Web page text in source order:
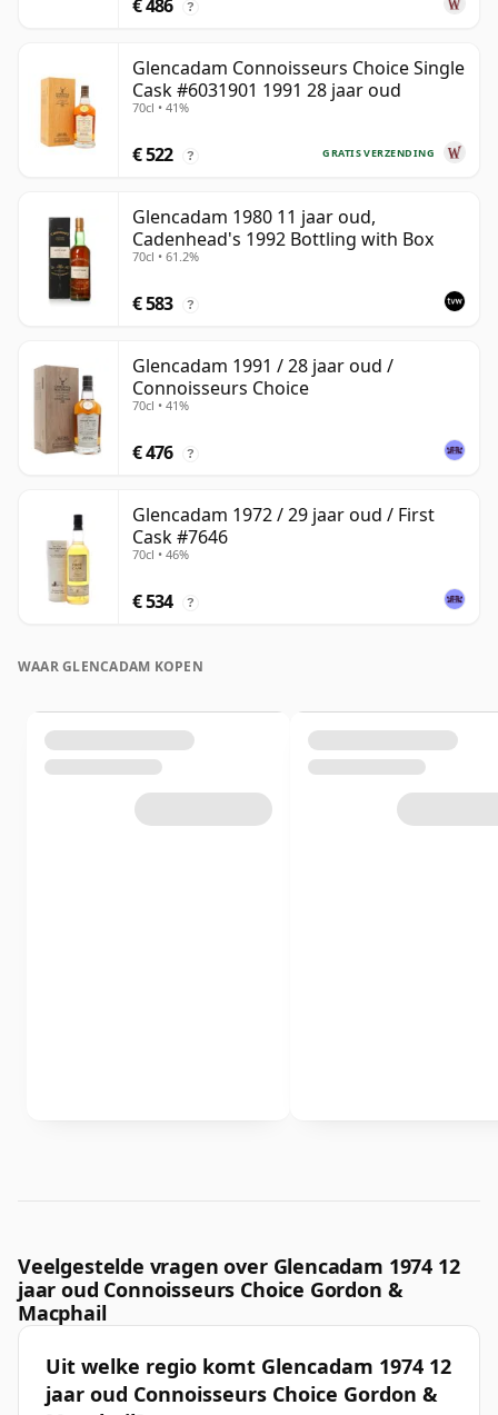
€ 486 ?
Glencadam Connoisseurs Choice Single
Cask #6031901 1991 28 jaar oud
70cl • 41%
GRATIS VERZENDING
€ 522 ?
Glencadam 1980 11 jaar oud,
Cadenhead's 1992 Bottling with Box
70cl • 61.2%
€ 583 ?
Glencadam 1991 / 28 jaar oud /
Connoisseurs Choice
70cl • 41%
€ 476 ?
Glencadam 1972 / 29 jaar oud / First
Cask #7646
70cl • 46%
€ 534 ?
WAAR GLENCADAM KOPEN
Veelgestelde vragen over Glencadam 1974 12
jaar oud Connoisseurs Choice Gordon &
Macphail
Uit welke regio komt Glencadam 1974 12
jaar oud Connoisseurs Choice Gordon &